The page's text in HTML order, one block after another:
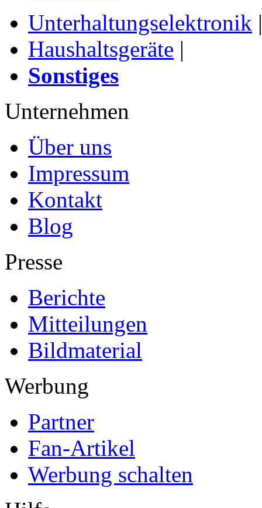
Unterhaltungselektronik |
Haushaltsgeräte |
Sonstiges
Unternehmen
Über uns
Impressum
Kontakt
Blog
Presse
Berichte
Mitteilungen
Bildmaterial
Werbung
Partner
Fan-Artikel
Werbung schalten